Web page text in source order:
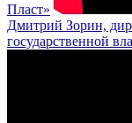
Пласт»
Дмитрий Зорин,
государственной